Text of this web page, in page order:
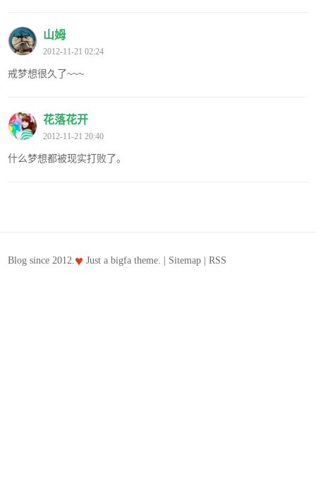
山姆
2012-11-21 02:24
戒梦想很久了~~~
花落花开
2012-11-21 20:40
什么梦想都被现实打败了。
Blog since 2012. ♥ Just abigfa theme. | Sitemap |RSS